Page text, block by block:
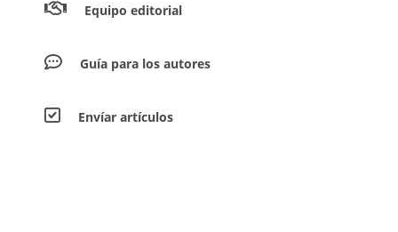
Equipo editorial
Guía para los autores
Envíar artículos